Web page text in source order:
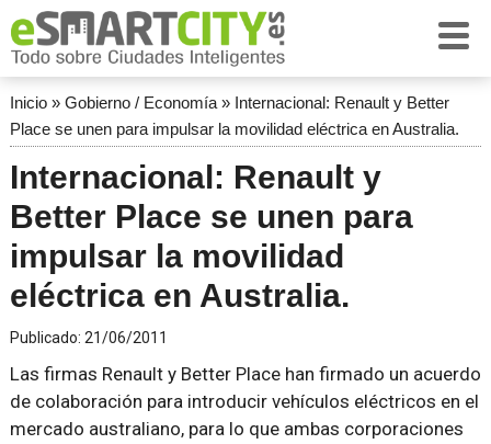
Inicio» Gobierno / Economía» Internacional: Renault y Better
Place se unen para impulsar la movilidad eléctrica en Australia.
Internacional: Renault y
Better Place se unen para
impulsar la movilidad
eléctrica en Australia.
Publicado: 21/06/2011
Las firmas Renault y Better Place han firmado un acuerdo
de colaboración para introducir vehículos eléctricos en el
mercado australiano, para lo que ambas corporaciones